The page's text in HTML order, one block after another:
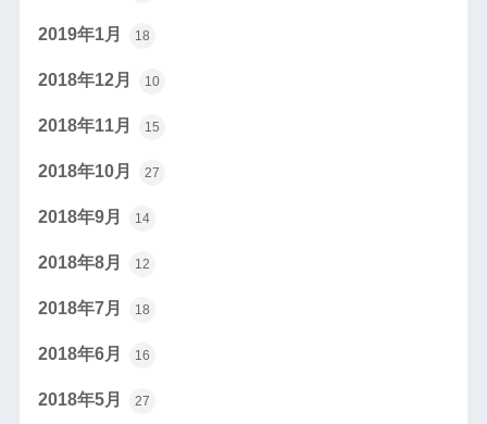
2019年1月 18
2018年12月 10
2018年11月 15
2018年10月 27
2018年9月 14
2018年8月 12
2018年7月 18
2018年6月 16
2018年5月 27